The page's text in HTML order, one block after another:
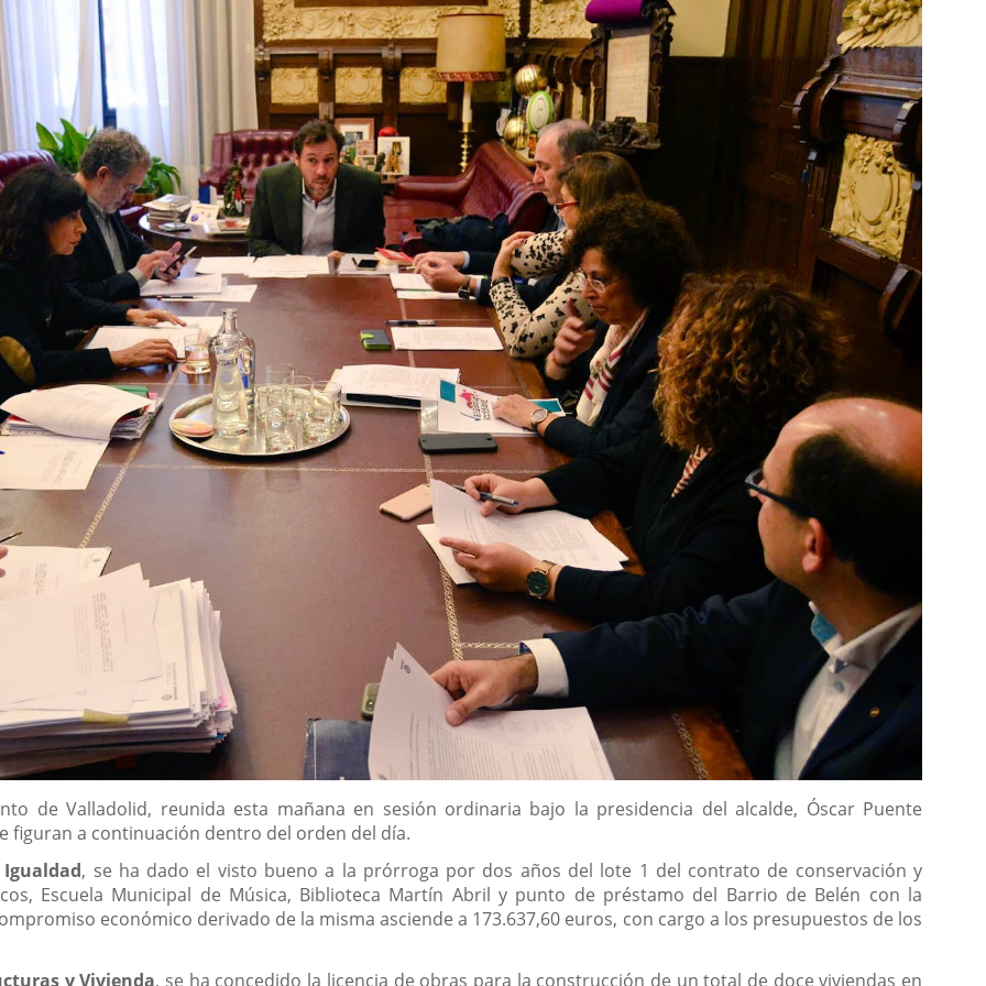
de Valladolid, reunida esta mañana en sesión ordinaria bajo la presidencia del alcalde, Óscar Puente
figuran a continuación dentro del orden del día.
, se ha dado el visto bueno a la prórroga por dos años del lote 1 del contrato de conservación y
Escuela Municipal de Música, Biblioteca Martín Abril y punto de préstamo del Barrio de Belén con la
económico derivado de la misma asciende a 173.637,60 euros, con cargo a los presupuestos de los
y Vivienda, se ha concedido la licencia de obras para la construcción de un total de doce viviendas en